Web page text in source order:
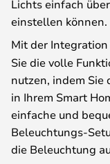
Lichts einfach
einstellen können.
Mit der Integration
Sie die volle
nutzen, indem
in Ihrem Smart
einfache und
Beleuchtungs-
die Beleuchtung